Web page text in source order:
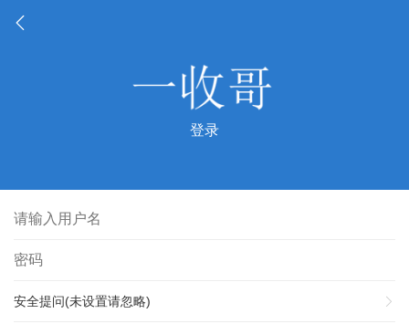
登录
安全提问(未设置请忽略)